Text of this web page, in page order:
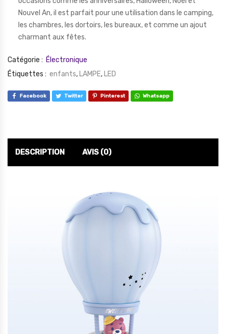
Nouvel An, il est parfait pour une utilisation dans le camping,
les chambres, les dortoirs, les bureaux, et comme un ajout
charmant aux fêtes.
Catégorie : Électronique
Étiquettes : enfants, LAMPE, LED
Facebook Twitter Pinterest Whatsapp
DESCRIPTION AVIS (0)